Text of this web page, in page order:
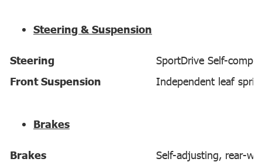
Steering & Suspension
Steering
SportDrive Self-
Front Suspension
Independent leaf
Brakes
Brakes
Self-adjusting, rear-